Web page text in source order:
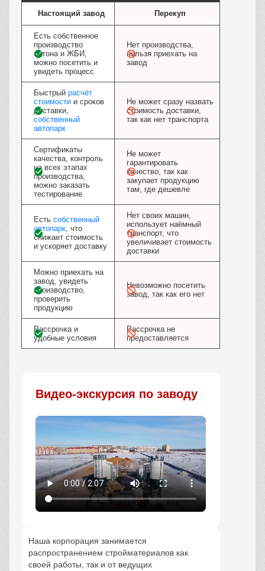
Настоящий завод Перекуп
Есть собственное
производство
бетона и ЖБИ,
можно посетить и
увидеть процесс
Нет производства,
нельзя приехать на
завод
Быстрый расчёт
стоимости и сроков
доставки,
собственный
автопарк
Не может сразу назвать
стоимость доставки,
так как нет транспорта
Сертификаты
качества, контроль
на всех этапах
производства,
можно заказать
тестирование
Не может
гарантировать
качество, так как
закупает продукцию
там, где дешевле
Есть собственный
автопарк, что
снижает стоимость
и ускоряет доставку
Нет своих машин,
использует наёмный
транспорт, что
увеличивает стоимость
доставки
Можно приехать на
завод, увидеть
производство,
проверить
продукцию
Невозможно посетить
завод, так как его нет
Рассрочка и
удобные условия
Рассрочка не
предоставляется
Видео-экскурсия по заводу
Наша корпорация занимается
распространением стройматериалов как
своей работы, так и от ведущих